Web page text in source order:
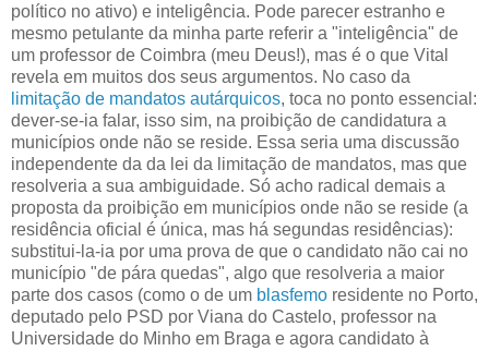
político no ativo) e inteligência. Pode parecer estranho e
mesmo petulante da minha parte referir a "inteligência" de
um professor de Coimbra (meu Deus!), mas é o que Vital
revela em muitos dos seus argumentos. No caso da
limitação de mandatos autárquicos, toca no ponto essencial:
dever-se-ia falar, isso sim, na proibição de candidatura a
municípios onde não se reside. Essa seria uma discussão
independente da da lei da limitação de mandatos, mas que
resolveria a sua ambiguidade. Só acho radical demais a
proposta da proibição em municípios onde não se reside (a
residência oficial é única, mas há segundas residências):
substitui-la-ia por uma prova de que o candidato não cai no
município "de pára quedas", algo que resolveria a maior
parte dos casos (como o de um blasfemo residente no Porto,
deputado pelo PSD por Viana do Castelo, professor na
Universidade do Minho em Braga e agora candidato à